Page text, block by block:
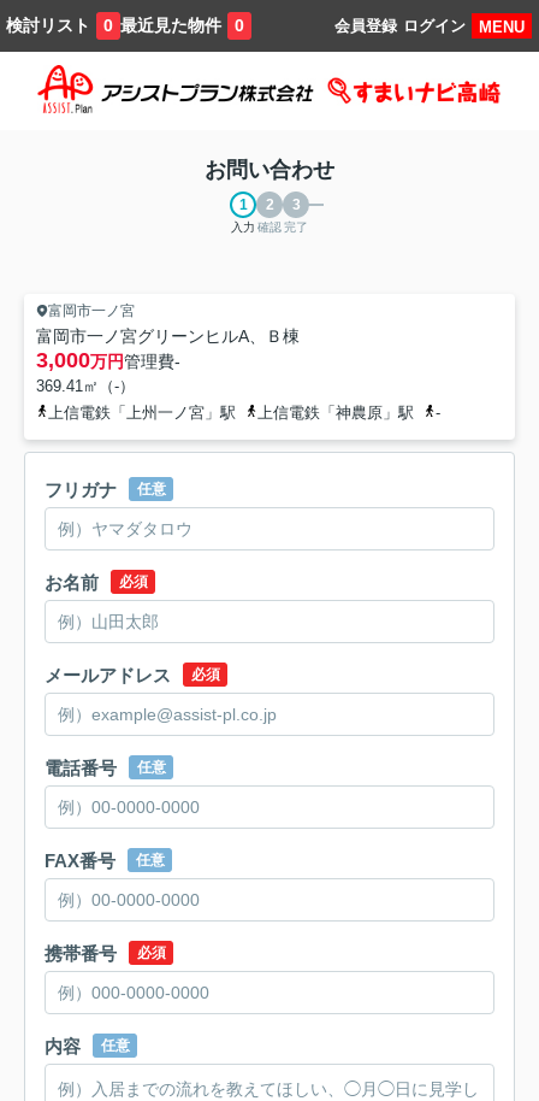
検討リスト 0 最近見た物件 0 MENU
ログイン
会員登録
お問い合わせ
入力 確認完了
富岡市一ノ宮
富岡市一ノ宮グリーンヒルA、Ｂ棟
3,000万円管理費-
369.41㎡（-）
上信電鉄「上州一ノ宮」駅
上信電鉄「神農原」駅 -
フリガナ 任意
お名前 必須
メールアドレス 必須
電話番号 任意
FAX番号 任意
携帯番号 必須
内容 任意